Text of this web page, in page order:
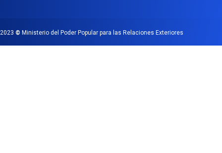
2023 © Ministerio del Poder Popular para las Relaciones Exteriores